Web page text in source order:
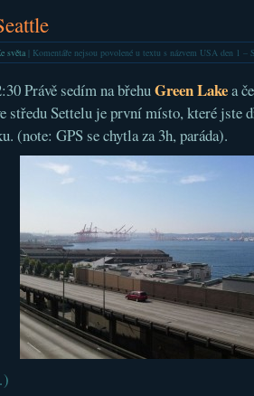
světa| Komentáře nejsou povolenéu textu s názvem USA den 1 –
Právě sedím na břehuGreen Lakea
středu Settelu je první místo, které jste
(note: GPS se chytla za 3h, paráda).